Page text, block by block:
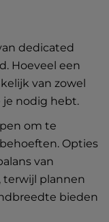
dedicated
Hoeveel een
van zowel
je nodig hebt.
om te
Opties
van
terwijl plannen
bieden